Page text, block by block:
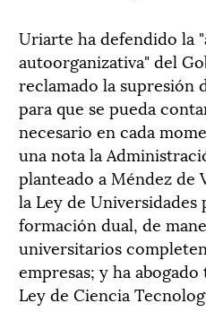
Uriarte ha defendido la
autoorganizativa" del
reclamado la supresión
para que se pueda
necesario en cada
una nota la
planteado a Méndez de
la Ley de
formación dual, de
universitarios
empresas; y ha
Ley de Ciencia